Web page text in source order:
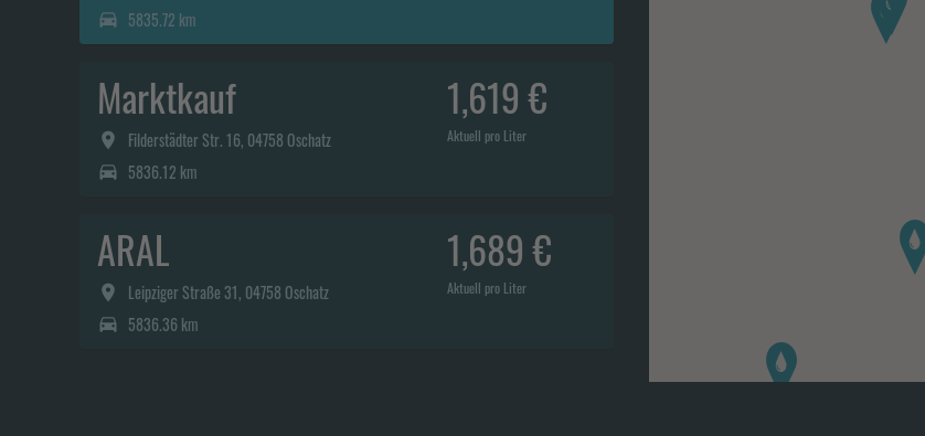
5835.72 km
Marktkauf
Filderstädter Str. 16, 04758 Oschatz
5836.12 km
1,619 €
Aktuell pro Liter
ARAL
Leipziger Straße 31, 04758 Oschatz
5836.36 km
1,689 €
Aktuell pro Liter